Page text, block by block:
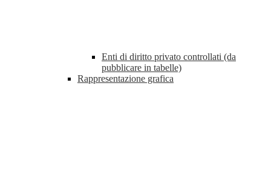
Enti di diritto privato controllati (da
pubblicare in tabelle)
Rappresentazione grafica